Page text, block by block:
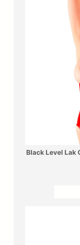
Black Level Lak